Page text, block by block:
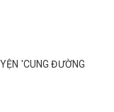
'CUNG ĐƯỜNG